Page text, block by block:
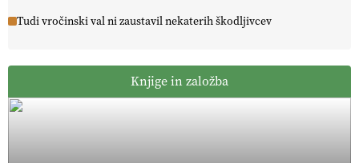
Tudi vročinski val ni zaustavil nekaterih škodljivcev
Knjige in založba